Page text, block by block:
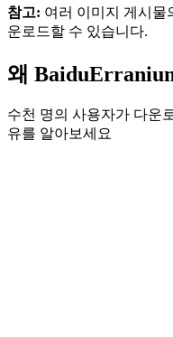
참고: 여러 이미지 게시물
운로드할 수 있습니다.
왜
수천 명의 사용자가 다운
유를 알아보세요